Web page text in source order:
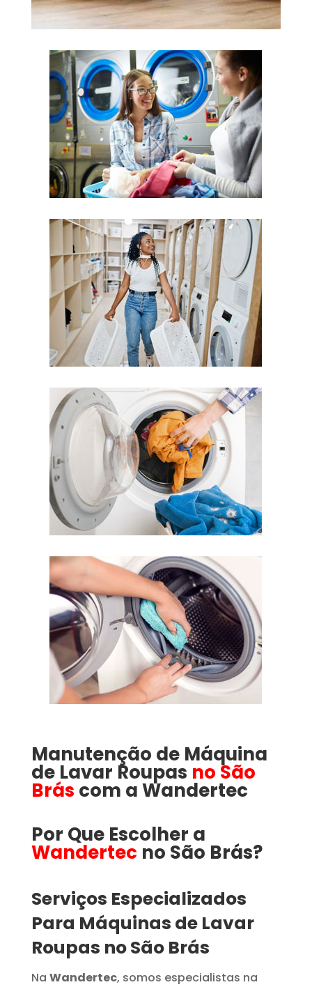
Manutenção de Máquina
de Lavar Roupas no São
Brás com aWandertec
Por Que Escolher a
Wandertec no São Brás​​​?
Serviços Especializados
Para Máquinas de Lavar
Roupas no São Brás
Na Wandertec, somos especialistas na